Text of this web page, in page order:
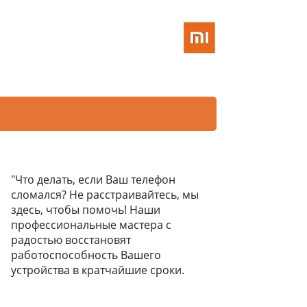
"Что делать, если Ваш телефон
сломался? Не расстраивайтесь, мы
здесь, чтобы помочь! Наши
профессиональные мастера с
радостью восстановят
работоспособность Вашего
устройства в кратчайшие сроки.